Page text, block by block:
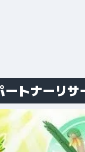
トナーリ